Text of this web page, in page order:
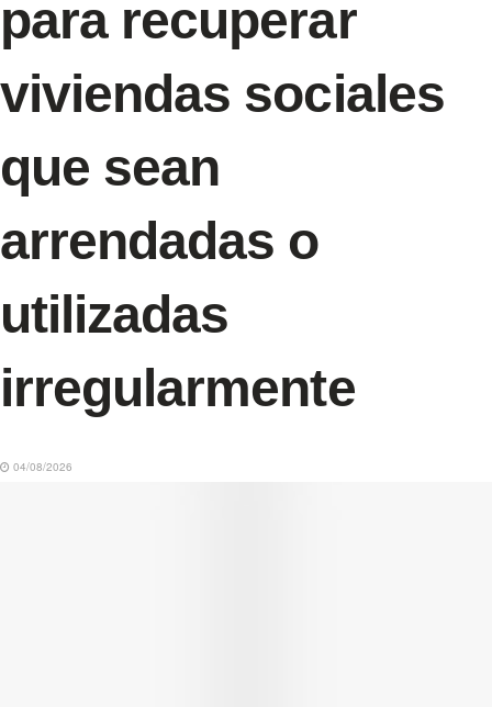
para recuperar
viviendas sociales
que sean
arrendadas o
utilizadas
irregularmente
04/08/2026